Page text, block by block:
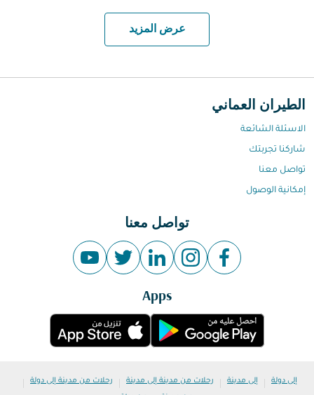
عرض المزيد
الطيران العماني
الاسئلة الشائعة
شاركنا تجربتك
تواصل معنا
إمكانية الوصول
تواصل معنا
Apps
إلى دولة | إلى مدينة | رحلات من مدينة إلى مدينة | رحلات من مدينة إلى دولة |